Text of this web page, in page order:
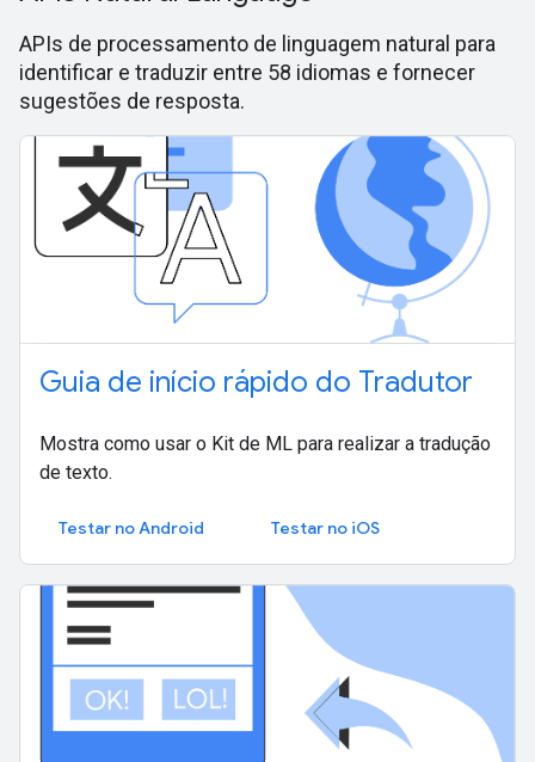
APIs de processamento de linguagem natural para
identificar e traduzir entre 58 idiomas e fornecer
sugestões de resposta.
Guia de início rápido do Tradutor
Mostra como usar o Kit de ML para realizar a tradução
de texto.
Testar no Android Testar no iOS